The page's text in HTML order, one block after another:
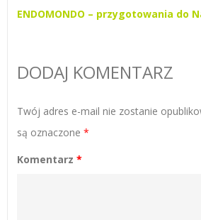
ENDOMONDO – przygotowania do
DODAJ KOMENTARZ
Twój adres e-mail nie zostanie
są oznaczone *
Komentarz *